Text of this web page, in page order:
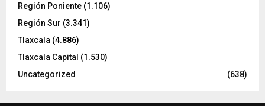
Región Poniente (1.106)
Región Sur (3.341)
Tlaxcala (4.886)
Tlaxcala Capital (1.530)
Uncategorized
(638)